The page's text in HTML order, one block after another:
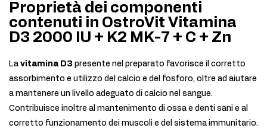
Proprietà dei componenti
contenuti in OstroVit Vitamina
D3 2000 IU + K2 MK-7 + C + Zn
La vitamina D3 presente nel preparato favorisce il corretto
assorbimento e utilizzo del calcio e del fosforo, oltre ad aiutare
a mantenere un livello adeguato di calcio nel sangue.
Contribuisce inoltre al mantenimento di ossa e denti sani e al
corretto funzionamento dei muscoli e del sistema immunitario.